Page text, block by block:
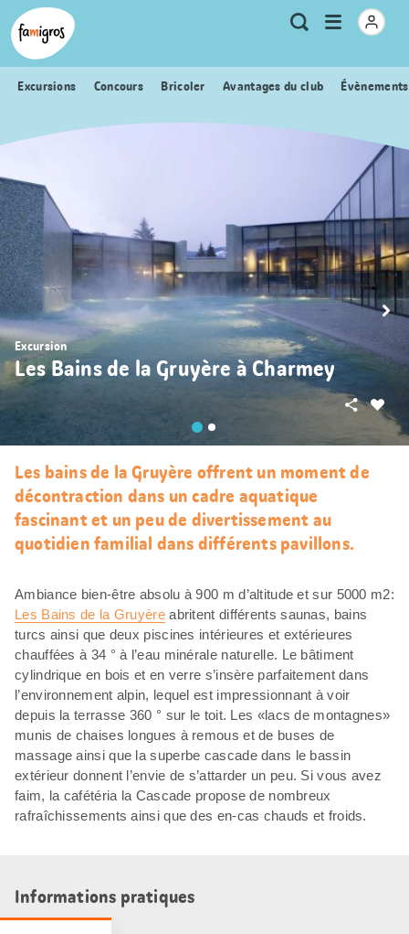
Signets
de
navigation
Header
Logo Métanavigation
RechercheOuvrir
Excursions Concours Bricoler Avantages du club
Excursion
Les Bains de la Gruyère à Charmey
Partager
Les bains de la Gruyère offrent un moment de
décontraction dans un cadre aquatique
fascinant et un peu de divertissement au
quotidien familial dans différents pavillons.
Ambiance bien-être absolu à 900 m d’altitude et sur 5000 m2:
Les Bains de la Gruyèreabritent différents saunas, bains
turcs ainsi que deux piscines intérieures et extérieures
chauffées à 34 ° à l’eau minérale naturelle. Le bâtiment
cylindrique en bois et en verre s’insère parfaitement dans
l’environnement alpin, lequel est impressionnant à voir
depuis la terrasse 360 ° sur le toit. Les «lacs de montagnes»
munis de chaises longues à remous et de buses de
massage ainsi que la superbe cascade dans le bassin
extérieur donnent l’envie de s’attarder un peu. Si vous avez
faim, la cafétéria la Cascade propose de nombreux
rafraîchissements ainsi que des en-cas chauds et froids.
Informations pratiques